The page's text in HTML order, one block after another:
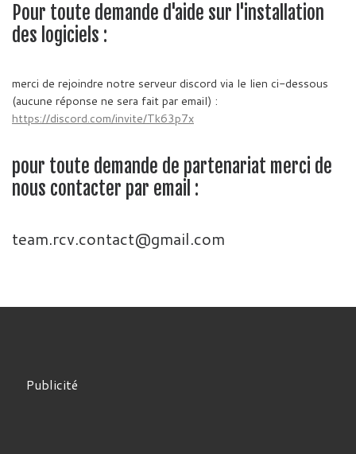
Pour toute demande d'aide sur l'installation
des logiciels :
merci de rejoindre notre serveur discord via le lien ci-dessous
(aucune réponse ne sera fait par email) :
https://discord.com/invite/Tk63p7x
pour toute demande de partenariat merci de
nous contacter par email :
team.rcv.contact@gmail.com
Publicité